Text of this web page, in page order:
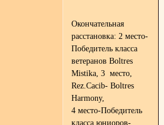
Окончательная
расстановка: 2 место-
Победитель класса
ветеранов Boltres
Mistika, 3 место,
Rez.Cacib- Boltres
Harmony,
4 место-Победитель
класса юниоров-